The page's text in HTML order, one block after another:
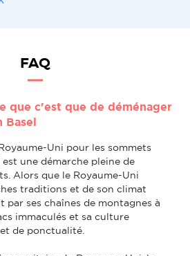
FAQ
que c'est que de déménager
Basel
Uni pour les sommets
une démarche pleine de
Alors que le Royaume-Uni
traditions et de son climat
par ses chaînes de montagnes à
immaculés et sa culture
de ponctualité.